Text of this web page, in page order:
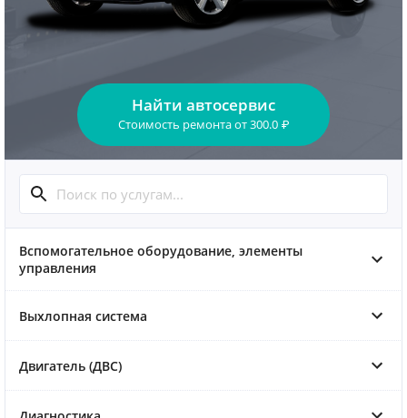
Найти автосервис
Стоимость ремонтаот300.0 ₽
Вспомогательное оборудование, элементы
управления
Выхлопная система
Двигатель (ДВС)